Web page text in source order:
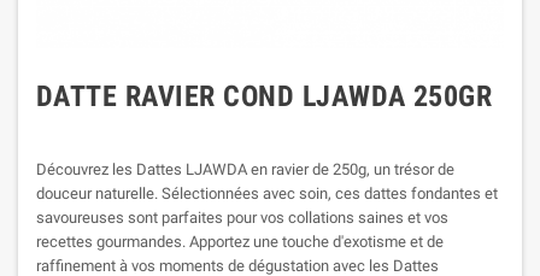
DATTE RAVIER COND LJAWDA 250GR
Découvrez les Dattes LJAWDA en ravier de 250g, un trésor de
douceur naturelle. Sélectionnées avec soin, ces dattes fondantes et
savoureuses sont parfaites pour vos collations saines et vos
recettes gourmandes. Apportez une touche d'exotisme et de
raffinement à vos moments de dégustation avec les Dattes